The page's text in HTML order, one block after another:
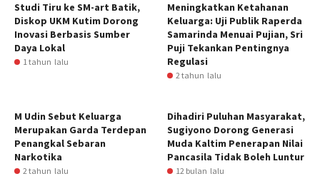
Studi Tiru ke SM-art Batik,
Diskop UKM Kutim Dorong
Inovasi Berbasis Sumber
Daya Lokal
1 tahun lalu
Meningkatkan Ketahanan
Keluarga: Uji Publik Raperda
Samarinda Menuai Pujian, Sri
Puji Tekankan Pentingnya
Regulasi
2 tahun lalu
M Udin Sebut Keluarga
Merupakan Garda Terdepan
Penangkal Sebaran
Narkotika
2 tahun lalu
Dihadiri Puluhan Masyarakat,
Sugiyono Dorong Generasi
Muda Kaltim Penerapan Nilai
Pancasila Tidak Boleh Luntur
12 bulan lalu